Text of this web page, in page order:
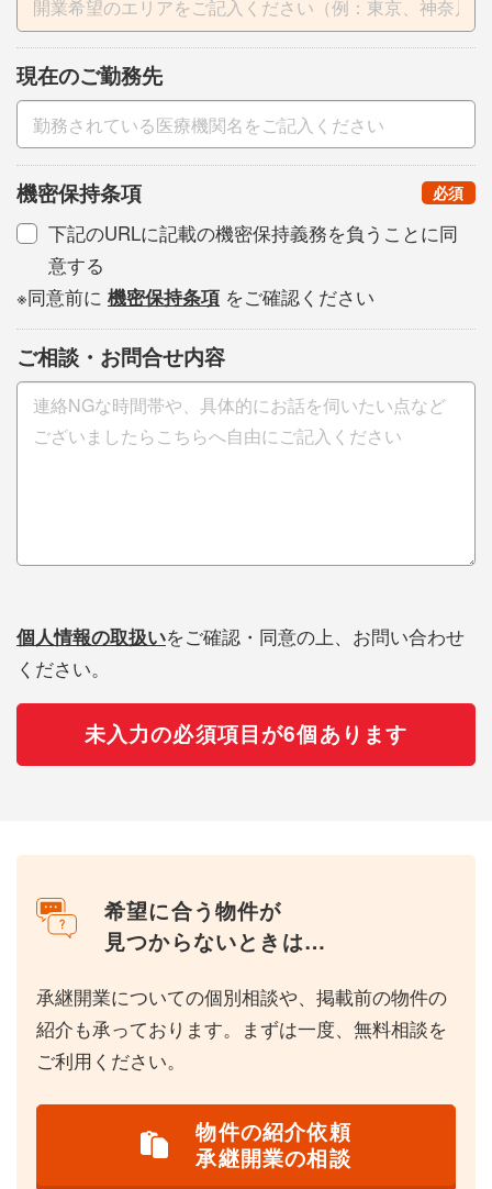
現在のご勤務先
機密保持条項 （
必須）
下記のURLに記載の機密保持義務を負うことに同
意する
※同意前に 機密保持条項 をご確認ください
ご相談・お問合せ内容
個人情報の取扱いをご確認・同意の上、お問い合わせ
ください。
未入力の必須項目が6個あります
希望に合う物件が
見つからないときは…
承継開業についての個別相談や、掲載前の物件の
紹介も承っております。まずは一度、無料相談を
ご利用ください。
物件の紹介依頼
承継開業の相談